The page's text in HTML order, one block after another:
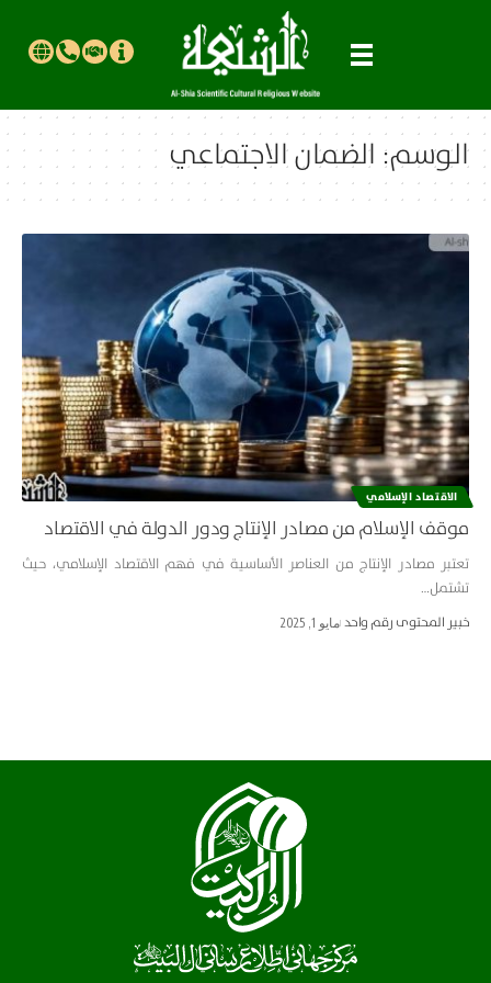
الوسم: الضمان الاجتماعي
الاقتصاد الإسلامي
موقف الإسلام من مصادر الإنتاج ودور الدولة في الاقتصاد
تعتبر مصادر الإنتاج من العناصر الأساسية في فهم الاقتصاد الإسلامي، حيث
تشتمل…
خبير المحتوى رقم واحد مايو 1, 2025